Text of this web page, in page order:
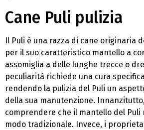
Cane Puli pulizia
Il Puli è una razza di cane originaria
per il suo caratteristico mantello a
assomiglia a delle lunghe trecce o
peculiarità richiede una cura
rendendo la pulizia del Puli un
della sua manutenzione.
comprendere che il mantello del Puli
modo tradizionale. Invece, i